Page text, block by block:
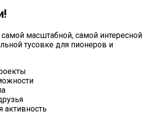
масштабной, самой интересной
тусовке для пионеров и
активность